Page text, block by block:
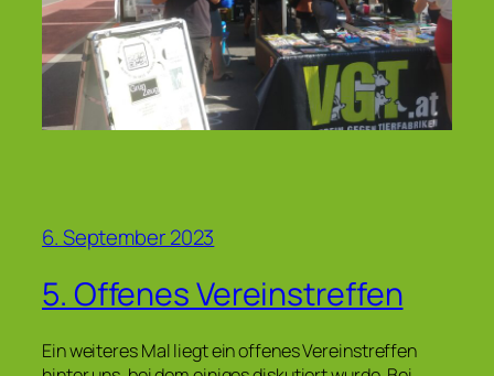
6. September 2023
5. Offenes Vereinstreffen
Ein weiteres Mal liegt ein offenes Vereinstreffen